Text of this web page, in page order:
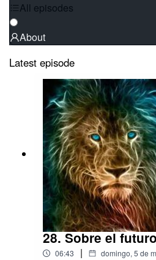
All episodes
About
Latest episode
28. Sobre el
06:43 | domingo, 5 de